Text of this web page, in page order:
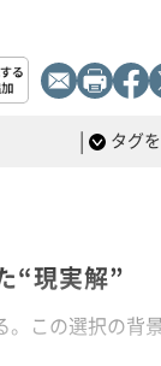
| タグ
“現実解”
この選択の背